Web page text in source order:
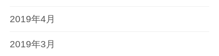
2019年4月
2019年3月